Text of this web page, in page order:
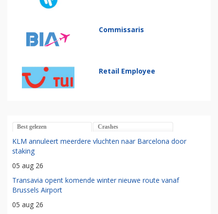
Commissaris
Retail Employee
Best gelezen Crashes
KLM annuleert meerdere vluchten naar Barcelona door
staking
05 aug 26
Transavia opent komende winter nieuwe route vanaf
Brussels Airport
05 aug 26